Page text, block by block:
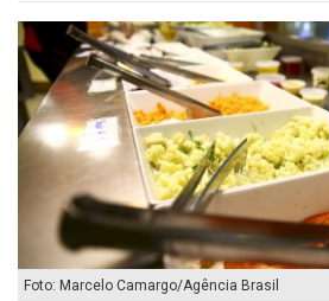
Foto: Marcelo Camargo/Agência Brasil